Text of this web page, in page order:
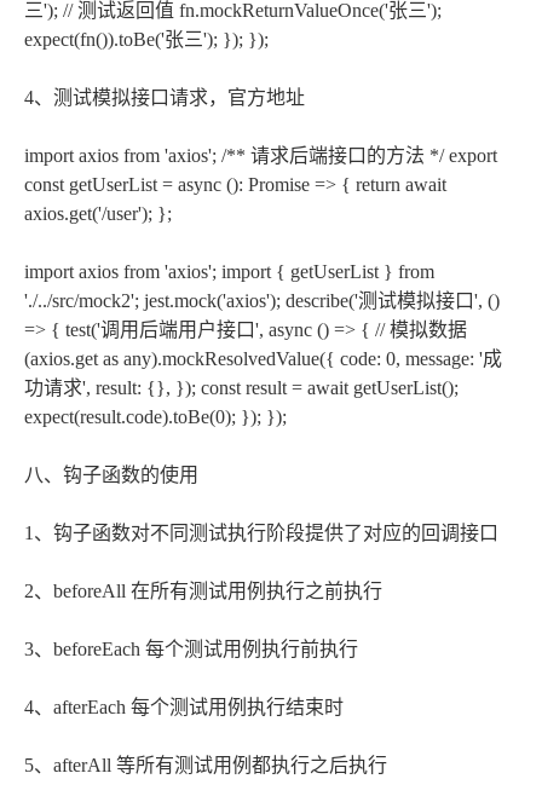
三'); // 测试返回值 fn.mockReturnValueOnce('张三');
expect(fn()).toBe('张三'); }); });
4、测试模拟接口请求，官方地址
import axios from 'axios'; /** 请求后端接口的方法 */ export
const getUserList = async (): Promise => { return await
axios.get('/user'); };
import axios from 'axios'; import { getUserList } from
'./../src/mock2'; jest.mock('axios'); describe('测试模拟接口', ()
=> { test('调用后端用户接口', async () => { // 模拟数据
(axios.get as any).mockResolvedValue({ code: 0, message: '成
功请求', result: {}, }); const result = await getUserList();
expect(result.code).toBe(0); }); });
八、钩子函数的使用
1、钩子函数对不同测试执行阶段提供了对应的回调接口
2、beforeAll 在所有测试用例执行之前执行
3、beforeEach 每个测试用例执行前执行
4、afterEach 每个测试用例执行结束时
5、afterAll 等所有测试用例都执行之后执行